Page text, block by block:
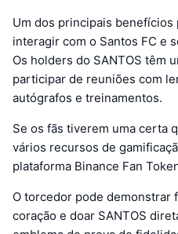
Um dos principais
interagir com o Santos FC e
Os holders do SANTOS têm
participar de reuniões com
autógrafos e treinamentos.
Se os fãs tiverem uma certa
vários recursos de
plataforma Binance Fan
O torcedor pode demonstrar
coração e doar SANTOS